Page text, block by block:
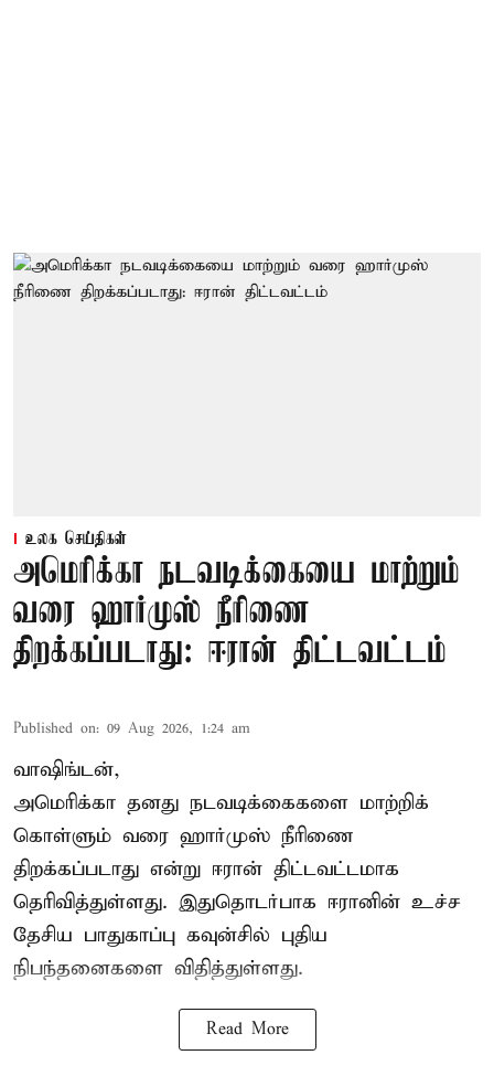
உலக செய்திகள்
அமெரிக்கா நடவடிக்கையை மாற்றும்
வரை ஹார்முஸ் நீரிணை
திறக்கப்படாது: ஈரான் திட்டவட்டம்
Published on: 09 Aug 2026, 1:24 am
வாஷிங்டன்,
அமெரிக்கா தனது நடவடிக்கைகளை மாற்றிக்
கொள்ளும் வரை ஹார்முஸ் நீரிணை
திறக்கப்படாது என்று ஈரான் திட்டவட்டமாக
தெரிவித்துள்ளது. இதுதொடர்பாக ஈரானின் உச்ச
தேசிய பாதுகாப்பு கவுன்சில் புதிய
நிபந்தனைகளை விதித்துள்ளது.
Read More